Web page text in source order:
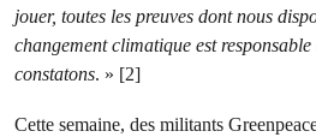
jouer, toutes les preuves dont nous
changement climatique est
constatons. » [2]
Cette semaine, des militants